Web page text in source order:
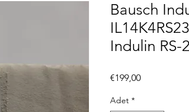
Bausch
Indulin
€199,00Fiyat
Adet *